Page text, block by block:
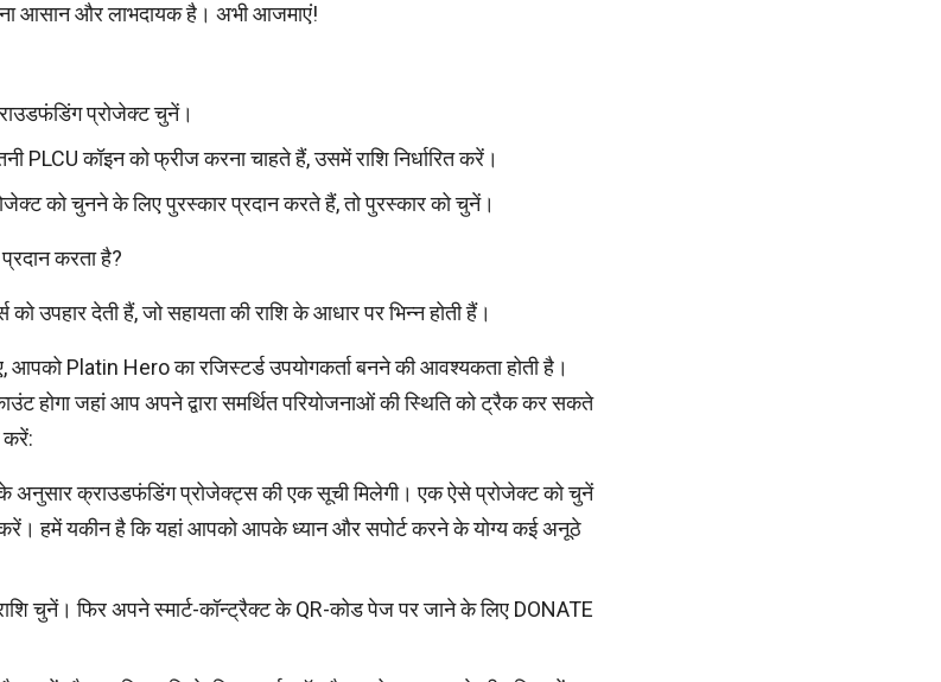
आसान और लाभदायक है। अभी आजमाएं!
प्रोजेक्ट चुनें।
PLCU कॉइन को फ्रीज करना चाहते हैं, उसमें राशि निर्धारित करें।
को चुनने के लिए पुरस्कार प्रदान करते हैं, तो पुरस्कार को चुनें।
करता है?
उपहार देती हैं, जो सहायता की राशि के आधार पर भिन्न होती हैं।
आपको Platin Hero का रजिस्टर्ड उपयोगकर्ता बनने की आवश्यकता होती है।
होगा जहां आप अपने द्वारा समर्थित परियोजनाओं की स्थिति को ट्रैक कर सकते
क्राउडफंडिंग प्रोजेक्ट्स की एक सूची मिलेगी। एक ऐसे प्रोजेक्ट को चुनें
हमें यकीन है कि यहां आपको आपके ध्यान और सपोर्ट करने के योग्य कई अनूठे
चुनें। फिर अपने स्मार्ट-कॉन्ट्रैक्ट के QR-कोड पेज पर जाने के लिए DONATE